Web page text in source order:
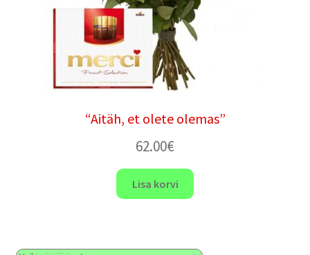
“Aitäh, et olete olemas”
62.00€
Lisa korvi